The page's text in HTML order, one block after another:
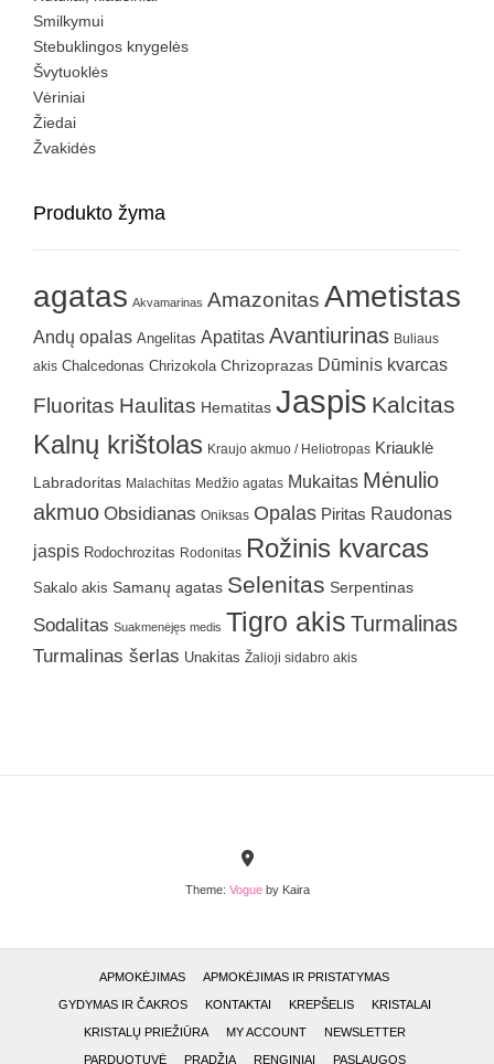
Smilkymui
Stebuklingos knygelės
Švytuoklės
Vėriniai
Žiedai
Žvakidės
Produkto žyma
agatas Akvamarinas Amazonitas Ametistas
Andų opalas Angelitas Apatitas Avantiurinas Buliaus
akis Chalcedonas Chrizokola Chrizoprazas Dūminis kvarcas
Fluoritas Haulitas Hematitas Jaspis Kalcitas
Kalnų krištolas Kraujo akmuo / Heliotropas Kriauklė
Labradoritas Malachitas Medžio agatas Mukaitas Mėnulio
akmuo Obsidianas Oniksas Opalas Piritas Raudonas
jaspis Rodochrozitas Rodonitas Rožinis kvarcas
Sakalo akis Samanų agatas Selenitas Serpentinas
Sodalitas Suakmenėjęs medis Tigro akis Turmalinas
Turmalinas šerlas Unakitas Žalioji sidabro akis
Theme: Vogueby Kaira
APMOKĖJIMAS APMOKĖJIMAS IR PRISTATYMAS
GYDYMAS IR ČAKROS KONTAKTAI KREPŠELIS KRISTALAI
KRISTALŲ PRIEŽIŪRA MY ACCOUNT NEWSLETTER
PARDUOTUVĖ PRADŽIA RENGINIAI PASLAUGOS